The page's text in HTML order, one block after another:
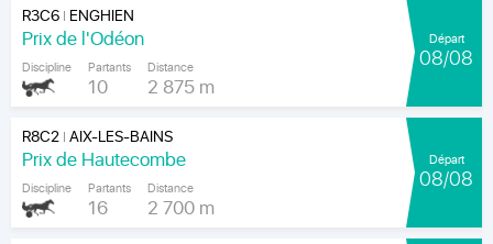
R3C6| ENGHIEN
Prix de l'Odéon
Discipline Partants
10
Distance
2 875 m
Départ
08/08
R8C2|AIX-LES-BAINS
Prix de Hautecombe
Discipline Partants
16
Distance
2 700 m
Départ
08/08